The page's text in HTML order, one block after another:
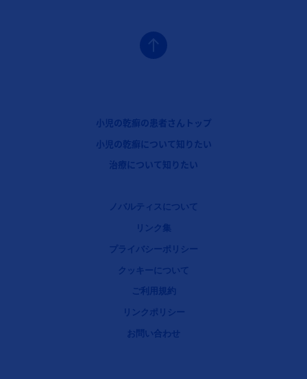
小児の乾癬の患者さんトップ
小児の乾癬について知りたい
治療について知りたい
Legal [Footer Second]ノバルティスについて
リンク集
プライバシーポリシー
クッキーについて
ご利用規約
リンクポリシー
お問い合わせ